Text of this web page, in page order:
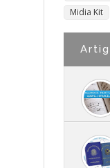
Midia Kit